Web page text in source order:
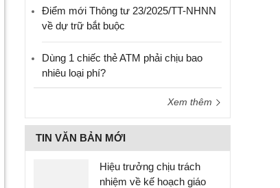
Điểm mới Thông tư 23/2025/TT-NHNN
về dự trữ bắt buộc
Dùng 1 chiếc thẻ ATM phải chịu bao
nhiêu loại phí?
Xem thêm
TIN VĂN BẢN MỚI
Hiệu trưởng chịu trách
nhiệm về kế hoạch giáo